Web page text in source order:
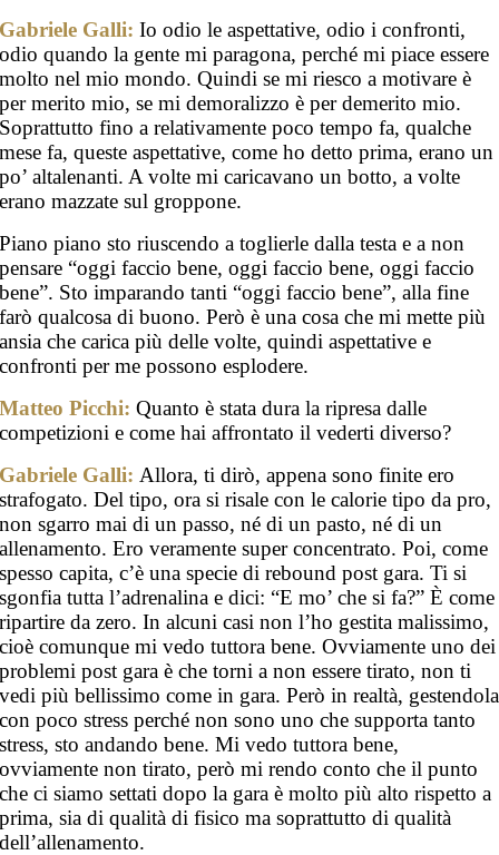
Gabriele Galli: Io odio le aspettative, odio i confronti,
odio quando la gente mi paragona, perché mi piace essere
molto nel mio mondo. Quindi se mi riesco a motivare è
per merito mio, se mi demoralizzo è per demerito mio.
Soprattutto fino a relativamente poco tempo fa, qualche
mese fa, queste aspettative, come ho detto prima, erano un
po’ altalenanti. A volte mi caricavano un botto, a volte
erano mazzate sul groppone.
Piano piano sto riuscendo a toglierle dalla testa e a non
pensare “oggi faccio bene, oggi faccio bene, oggi faccio
bene”. Sto imparando tanti “oggi faccio bene”, alla fine
farò qualcosa di buono. Però è una cosa che mi mette più
ansia che carica più delle volte, quindi aspettative e
confronti per me possono esplodere.
Matteo Picchi: Quanto è stata dura la ripresa dalle
competizioni e come hai affrontato il vederti diverso?
Gabriele Galli: Allora, ti dirò, appena sono finite ero
strafogato. Del tipo, ora si risale con le calorie tipo da pro,
non sgarro mai di un passo, né di un pasto, né di un
allenamento. Ero veramente super concentrato. Poi, come
spesso capita, c’è una specie di rebound post gara. Ti si
sgonfia tutta l’adrenalina e dici: “E mo’ che si fa?” È come
ripartire da zero. In alcuni casi non l’ho gestita malissimo,
cioè comunque mi vedo tuttora bene. Ovviamente uno dei
problemi post gara è che torni a non essere tirato, non ti
vedi più bellissimo come in gara. Però in realtà, gestendola
con poco stress perché non sono uno che supporta tanto
stress, sto andando bene. Mi vedo tuttora bene,
ovviamente non tirato, però mi rendo conto che il punto
che ci siamo settati dopo la gara è molto più alto rispetto a
prima, sia di qualità di fisico ma soprattutto di qualità
dell’allenamento.